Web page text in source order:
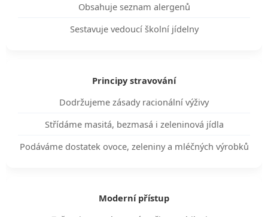
Obsahuje seznam alergenů
Sestavuje vedoucí školní jídelny
Principy stravování
Dodržujeme zásady racionální výživy
Střídáme masitá, bezmasá i zeleninová jídla
Podáváme dostatek ovoce, zeleniny a mléčných výrobků
Moderní přístup